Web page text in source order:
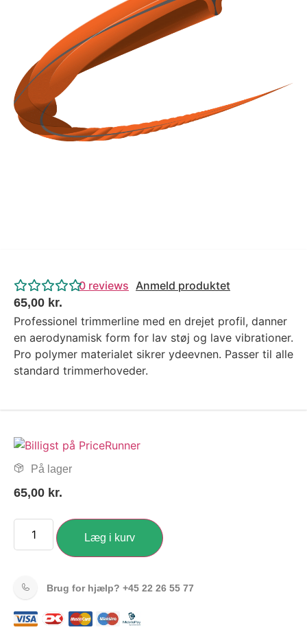
4.4 Google Reviews
4.7 Trustpilot
0 reviews Anmeld produktet
65,00 kr.
Professionel trimmerline med en drejet profil, danner
en aerodynamisk form for lav støj og lave vibrationer.
Pro polymer materialet sikrer ydeevnen. Passer til alle
standard trimmerhoveder.
På lager
65,00 kr.
Læg i kurv
Brug for hjælp? +45 22 26 55 77